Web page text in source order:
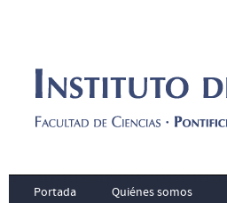
Portada Quiénes somos